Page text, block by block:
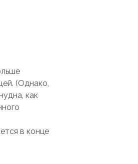
(Однако,
как
в конце